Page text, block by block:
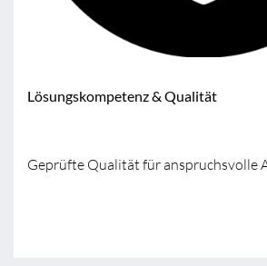
Lösungskompetenz & Qualität
Geprüfte Qualität für anspruchsvolle